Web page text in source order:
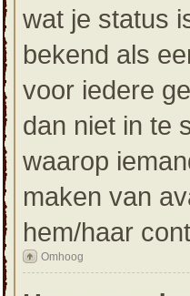
wat je status
bekend als
voor iedere
dan niet in te
waarop
maken van
hem/haar
Omhoog